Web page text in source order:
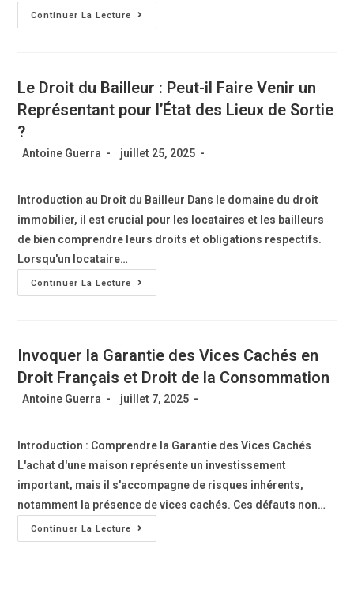
Continuer La Lecture
Le Droit du Bailleur : Peut-il Faire Venir un
Représentant pour l’État des Lieux de Sortie
?
Antoine Guerra juillet 25, 2025
Introduction au Droit du Bailleur Dans le domaine du droit
immobilier, il est crucial pour les locataires et les bailleurs
de bien comprendre leurs droits et obligations respectifs.
Lorsqu'un locataire…
Continuer La Lecture
Invoquer la Garantie des Vices Cachés en
Droit Français et Droit de la Consommation
Antoine Guerra juillet 7, 2025
Introduction : Comprendre la Garantie des Vices Cachés
L'achat d'une maison représente un investissement
important, mais il s'accompagne de risques inhérents,
notamment la présence de vices cachés. Ces défauts non…
Continuer La Lecture